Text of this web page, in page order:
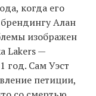
когда его
Алан
изображен
Lakers —
год. Сам Уэст
петиции,